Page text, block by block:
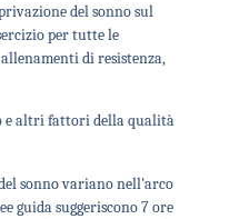
del sonno sul
per tutte le
di resistenza,
e altri fattori della qualità
sonno variano nell'arco
guida suggeriscono 7 ore